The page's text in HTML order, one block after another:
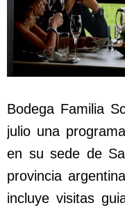
Bodega Familia
julio una
en su sede de
provincia
incluye visitas